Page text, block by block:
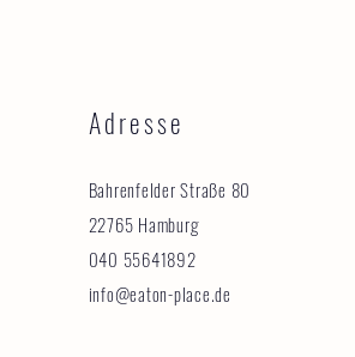
Adresse
Bahrenfelder Straße 80
22765 Hamburg
040 55641892
info@eaton-place.de